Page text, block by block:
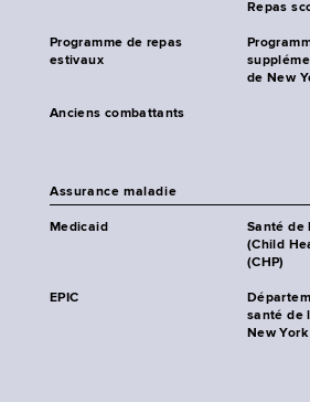
Repas
Programme de repas
estivaux
de New
Anciens combattants
Assurance maladie
Medicaid
Santé de
(Child
(CHP)
EPIC
santé de
New York